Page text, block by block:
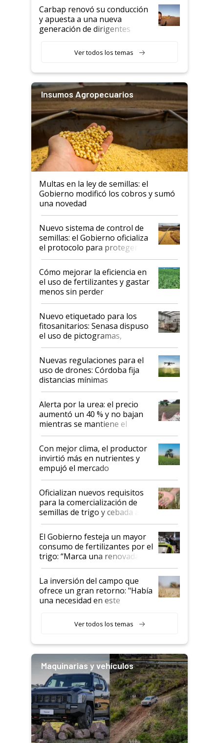
Carbap renovó su conducción
y apuesta a una nueva
generación de dirigentes
Ver todos los temas
Insumos Agropecuarios
Multas en la ley de semillas: el
Gobierno modificó los cobros y sumó
una novedad
Nuevo sistema de control de
semillas: el Gobierno oficializa
el protocolo para proteger la
propiedad intelectual
Cómo mejorar la eficiencia en
el uso de fertilizantes y gastar
menos sin perder
productividad en la campaña
fina
Nuevo etiquetado para los
fitosanitarios: Senasa dispuso
el uso de pictogramas,
palabras de advertencia e
indicaciones
Nuevas regulaciones para el
uso de drones: Córdoba fija
distancias mínimas
Alerta por la urea: el precio
aumentó un 40 % y no bajan
mientras se mantiene el
conflicto en Medio Oriente
Con mejor clima, el productor
invirtió más en nutrientes y
empujó el mercado
Oficializan nuevos requisitos
para la comercialización de
semillas de trigo y cebada a
granel
El Gobierno festeja un mayor
consumo de fertilizantes por el
trigo: “Marca una renovada
confianza de los productores”
La inversión del campo que
ofrece un gran retorno: "Había
una necesidad en este
Ver todos los temas
Maquinarias y vehículos